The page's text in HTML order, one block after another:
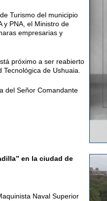
Turismo del municipio
y PNA, el Ministro de
empresarias y
próximo a ser reabierto
Tecnológica de Ushuaia.
del Señor Comandante
en la ciudad de
Naval Superior